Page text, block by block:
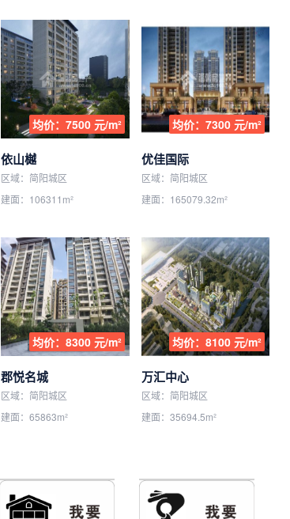
均价：7500 元/m²
依山樾
区域：简阳城区
建面：106311m²
均价：7300 元/m²
优佳国际
区域：简阳城区
建面：165079.32m²
均价：8300 元/m²
郡悦名城
区域：简阳城区
建面：65863m²
均价：8100 元/m²
万汇中心
区域：简阳城区
建面：35694.5m²